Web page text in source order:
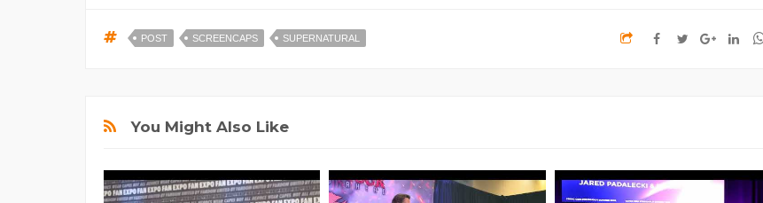
POST SCREENCAPS SUPERNATURAL
You Might Also Like